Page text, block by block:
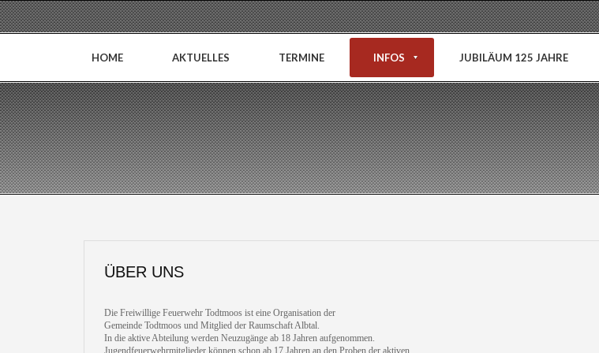
HOME AKTUELLES TERMINE INFOS JUBILÄUM 125 JAHRE
ÜBER UNS
Die Freiwillige Feuerwehr Todtmoos ist eine Organisation der
Gemeinde Todtmoos und Mitglied der Raumschaft Albtal.
In die aktive Abteilung werden Neuzugänge ab 18 Jahren aufgenommen.
Jugendfeuerwehrmitglieder können schon ab 17 Jahren an den Proben der aktiven